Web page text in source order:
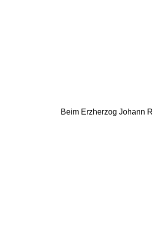
Beim Erzherzog Johann